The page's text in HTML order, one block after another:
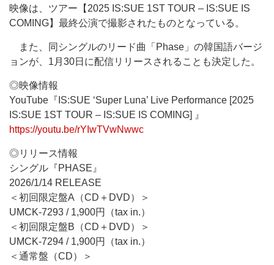
映像は、ツアー【2025 IS:SUE 1ST TOUR – IS:SUE IS
COMING】最終公演で撮影されたものとなっている。
また、同シングルのリード曲「Phase」の韓国語バージ
ョンが、1月30日に配信リリースされることも決定した。
◎映像情報
YouTube『IS:SUE ‘Super Luna’ Live Performance [2025
IS:SUE 1ST TOUR – IS:SUE IS COMING] 』
https://youtu.be/rYIwTVwNwwc
◎リリース情報
シングル『PHASE』
2026/1/14 RELEASE
＜初回限定盤A（CD＋DVD）＞
UMCK-7293 / 1,900円（tax in.）
＜初回限定盤B（CD＋DVD）＞
UMCK-7294 / 1,900円（tax in.）
＜通常盤（CD）＞